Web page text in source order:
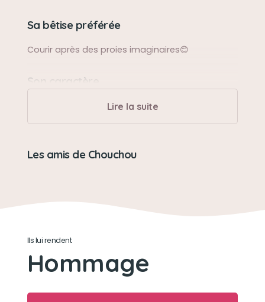
Sa bêtise préférée
Courir après des proies imaginaires😊
Son caractère
D'une douceur absolue 💖.
Faire des câlins à son chien et ses humains,
Lire la suite
Les amis de Chouchou
Ils lui rendent
Hommage